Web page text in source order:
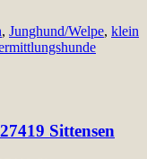
, Junghund/Welpe, klein
Sittensen